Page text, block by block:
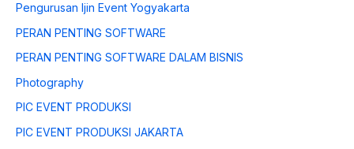
Pengurusan Ijin Event Yogyakarta
PERAN PENTING SOFTWARE
PERAN PENTING SOFTWARE DALAM BISNIS
Photography
PIC EVENT PRODUKSI
PIC EVENT PRODUKSI JAKARTA